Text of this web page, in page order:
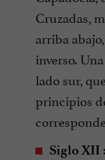
Cruzadas,
arriba
inverso.
lado sur,
principios
Siglo XII